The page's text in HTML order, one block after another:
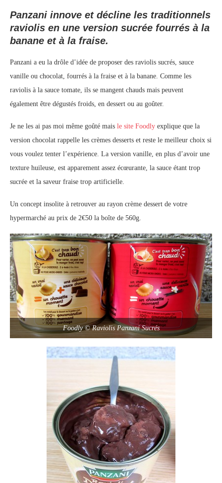
Panzani innove et décline les traditionnels
raviolis en une version sucrée fourrés à la
banane et à la fraise.
Panzani a eu la drôle d’idée de proposer des raviolis sucrés, sauce
vanille ou chocolat, fourrés à la fraise et à la banane. Comme les
raviolis à la sauce tomate, ils se mangent chauds mais peuvent
également être dégustés froids, en dessert ou au goûter.
Je ne les ai pas moi même goûté mais le site Foodly explique que la
version chocolat rappelle les crèmes desserts et reste le meilleur choix si
vous voulez tenter l’expérience. La version vanille, en plus d’avoir une
texture huileuse, est apparement assez écœurante, la sauce étant trop
sucrée et la saveur fraise trop artificielle.
Un concept insolite à retrouver au rayon crème dessert de votre
hypermarché au prix de 2€50 la boîte de 560g.
Foodly © Raviolis Panzani Sucrés